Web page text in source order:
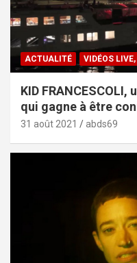
ACTUALITÉ VIDÉOS
KID FRANCESCOLI,
qui gagne à être
31 août 2021 abds69